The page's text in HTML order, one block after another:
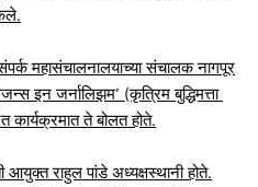
महासंचालनालयाच्या संचालक नागपूर
इन जर्नालिझम’ (कृत्रिम बुद्धिमत्ता
कार्यक्रमात ते बोलत होते.
आयुक्त राहुल पांडे अध्यक्षस्थानी होते.